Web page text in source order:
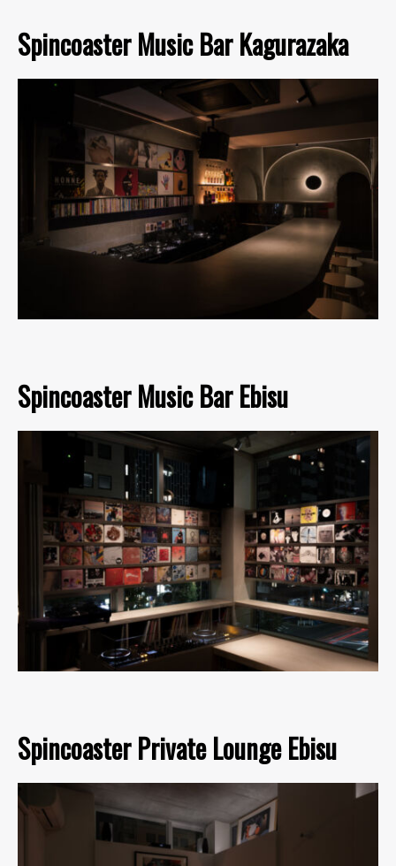
Spincoaster Music Bar Kagurazaka
Spincoaster Music Bar Ebisu
Spincoaster Private Lounge Ebisu